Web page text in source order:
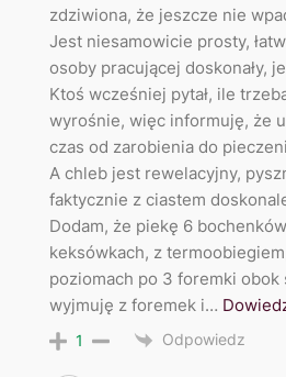
zdziwiona, że jeszcze nie
Jest niesamowicie prosty,
osoby pracującej doskonały,
Ktoś wcześniej pytał, ile
wyrośnie, więc informuję, że
czas od zarobienia do
A chleb jest rewelacyjny,
faktycznie z ciastem
Dodam, że piekę 6
keksówkach, z
poziomach po 3 foremki
wyjmuję z foremek i…
1 Odpowiedz